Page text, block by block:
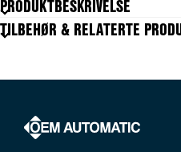
Slangediameter utv.
Materiale kropp
Trykkområde min.
Trykkområde maks.
PRODUKTBESKRIVELSE
TILBEHØR & RELATERTE